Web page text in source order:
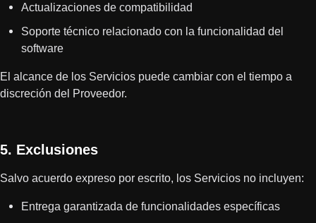
Actualizaciones de compatibilidad
Soporte técnico relacionado con la funcionalidad del
software
El alcance de los Servicios puede cambiar con el tiempo a
discreción del Proveedor.
5. Exclusiones
Salvo acuerdo expreso por escrito, los Servicios no incluyen:
Entrega garantizada de funcionalidades específicas